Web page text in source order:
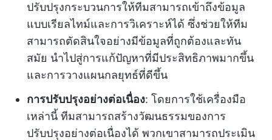
ปรับปรุงกระบวนการให้ทีมสามารถเข้าถึงข้อมูล
แบบเรียลไทม์และการวิเคราะห์ได้ ซึ่งช่วยให้ทีม
สามารถตัดสินใจอย่างมีข้อมูลที่ถูกต้องและทัน
สมัย นำไปสู่การแก้ปัญหาที่มีประสิทธิภาพมากขึ้น
และการวางแผนกลยุทธ์ที่ดีขึ้น
การปรับปรุงอย่างต่อเนื่อง: โดยการใช้เครื่องมือ
เหล่านี้ ทีมสามารถสร้างวัฒนธรรมของการ
ปรับปรุงอย่างต่อเนื่องได้ พวกเขาสามารถประเมิน